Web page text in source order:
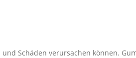
Schäden verursachen können.